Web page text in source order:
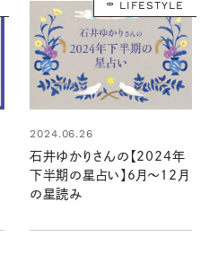
LIFESTYLE
2024.06.26
石井ゆかりさんの【2024年
下半期の星占い】6月～12月
の星読み